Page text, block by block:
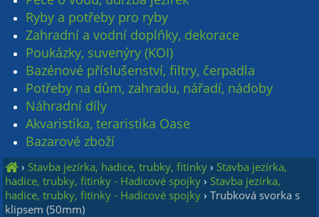
Ryby a potřeby pro ryby
Zahradní a vodní doplňky, dekorace
Poukázky, suvenýry (KOI)
Bazénové příslušenství, filtry, čerpadla
Potřeby na dům, zahradu, nářadí, nádoby
Náhradní díly
Akvaristika, teraristika Oase
Bazarové zboží
› Stavba jezírka, hadice, trubky, fitinky › Stavba jezírka,
hadice, trubky, fitinky - Hadicové spojky › Stavba jezírka,
hadice, trubky, fitinky - Hadicové spojky ›Trubková svorka s
klipsem (50mm)